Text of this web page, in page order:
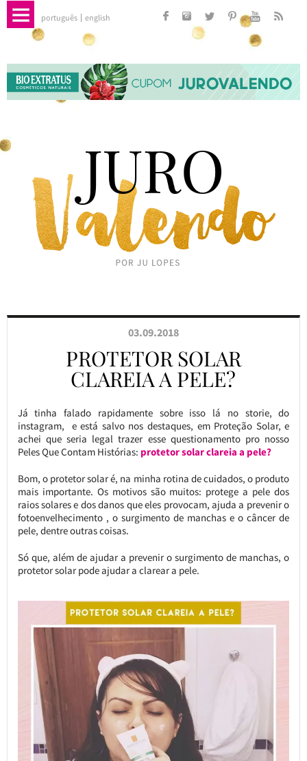
português english
03.09.2018
PROTETOR SOLAR
CLAREIA A PELE?
Já tinha falado rapidamente sobre isso lá no storie, do
instagram, e está salvo nos destaques, em Proteção Solar, e
achei que seria legal trazer esse questionamento pro nosso
Peles Que Contam Histórias: protetor solar clareia a pele?
Bom, o protetor solar é, na minha rotina de cuidados, o produto
mais importante. Os motivos são muitos: protege a pele dos
raios solares e dos danos que eles provocam, ajuda a prevenir o
fotoenvelhecimento , o surgimento de manchas e o câncer de
pele, dentre outras coisas.
Só que, além de ajudar a prevenir o surgimento de manchas, o
protetor solar pode ajudar a clarear a pele.